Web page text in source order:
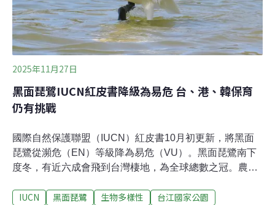
意外演變成了候鳥停棲的重要濕地。這片占地171公頃的
濕地，擁有高低錯落的水池、蘆葦叢與土堤，多樣化的環
境滿足了不同鳥類的需求。根據高雄市政府
2025年11月27日
黑面琵鷺IUCN紅皮書降級為易危 台、港、韓保育
仍有挑戰
國際自然保護聯盟（IUCN）紅皮書10月初更新，將黑面
琵鷺從瀕危（EN）等級降為易危（VU）。黑面琵鷺南下
度冬，有近六成會飛到台灣棲地，為全球總數之冠。農業
等級不代表威脅消失，國內將維持同等強度保育作為及保
IUCN 黑面琵鷺 生物多樣性 台江國家公園